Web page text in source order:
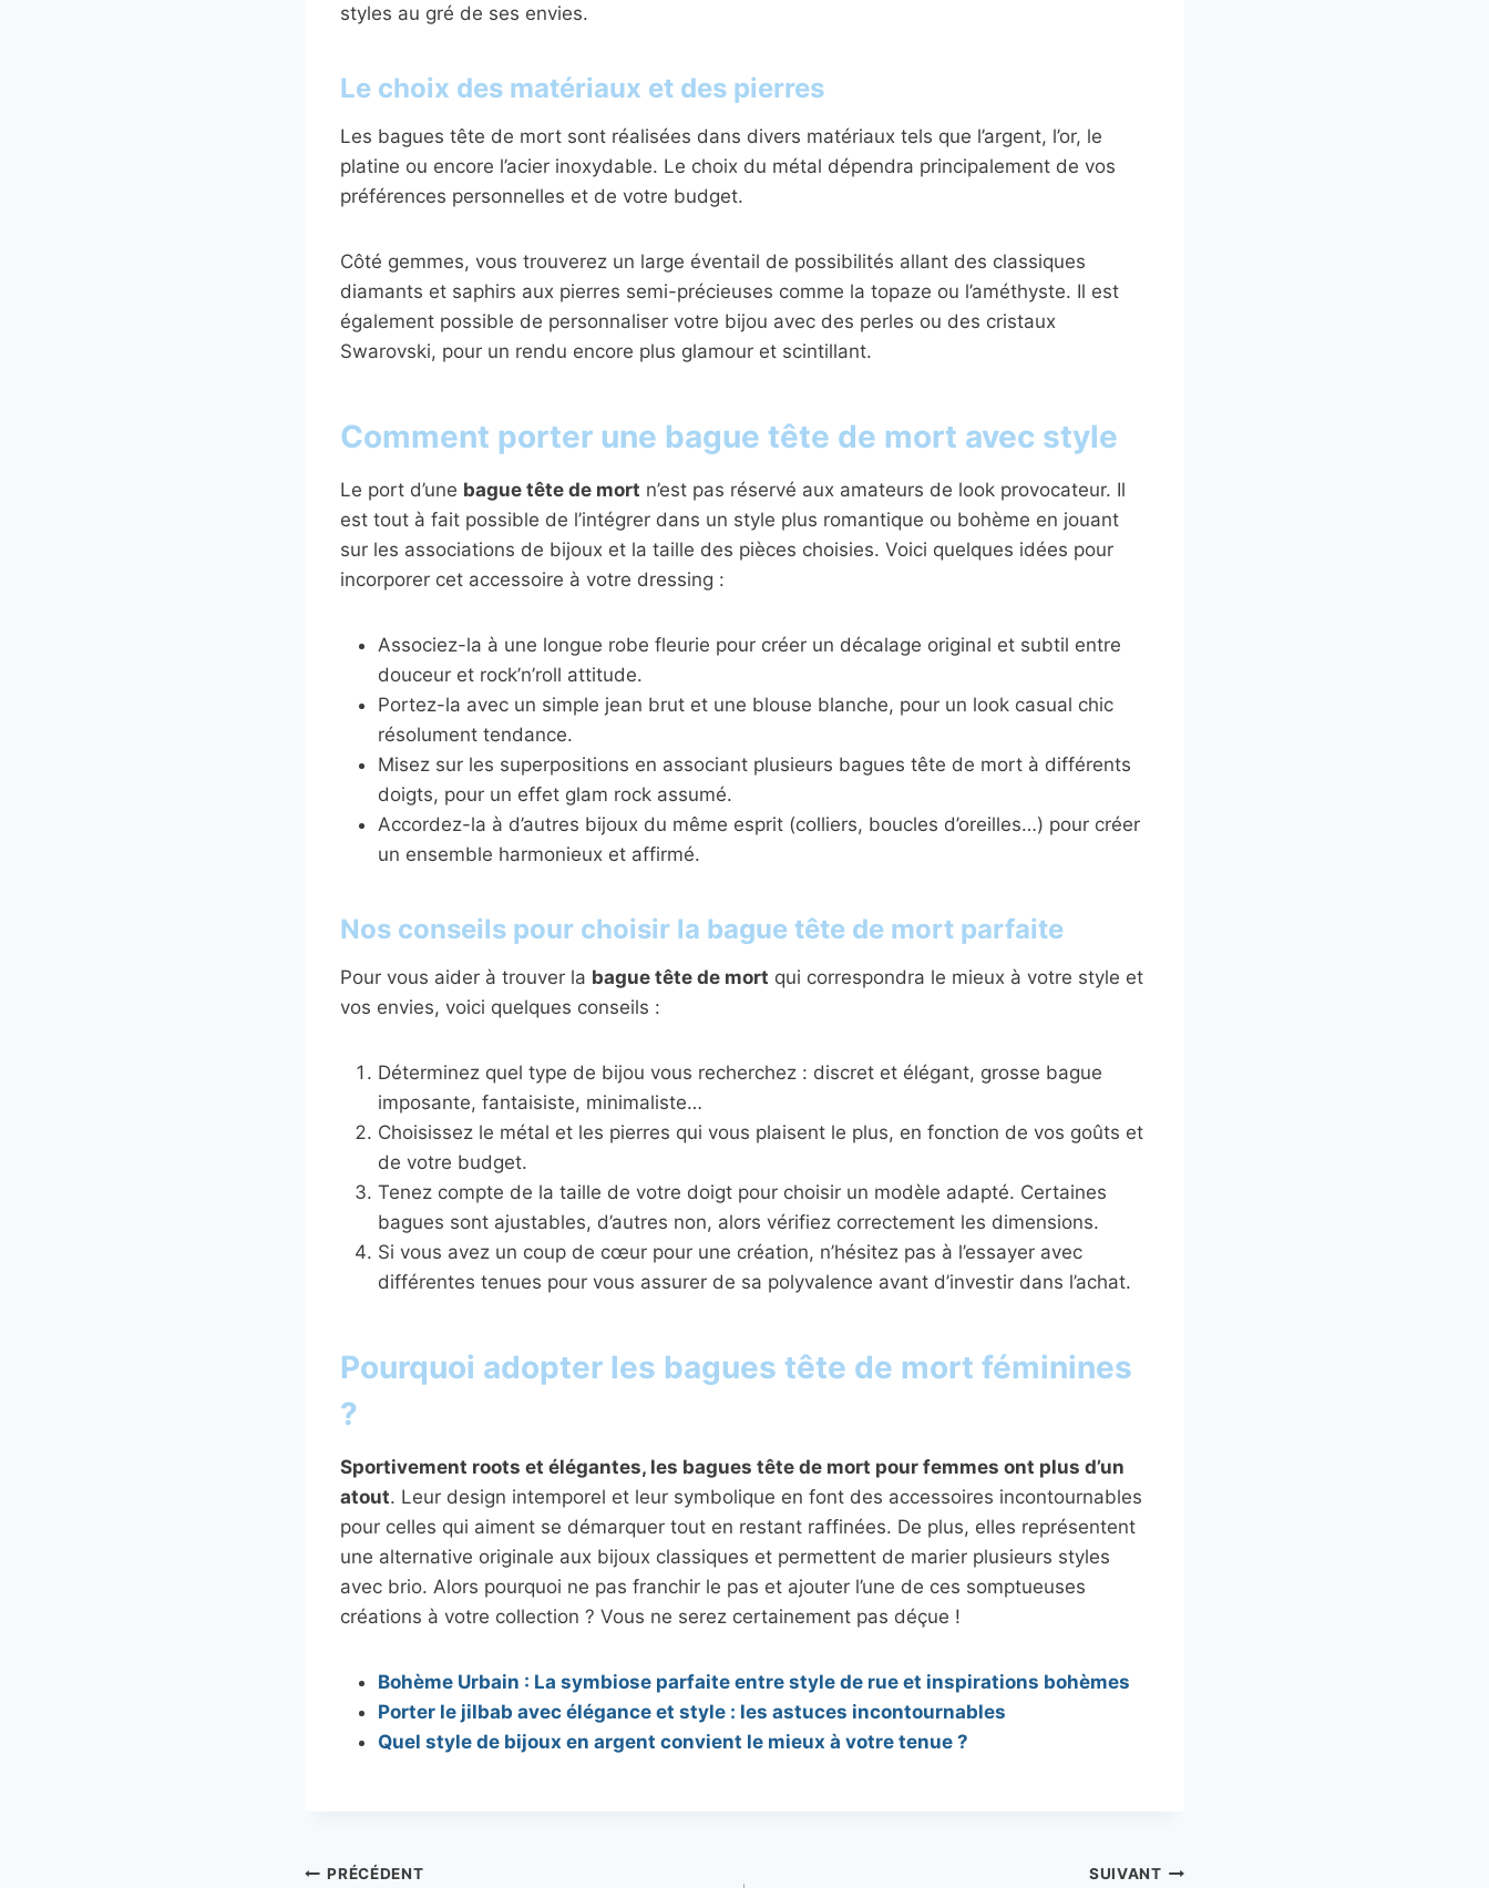
styles au gré de ses envies.
Le choix des matériaux et des pierres
Les bagues tête de mort sont réalisées dans divers matériaux tels que l’argent, l’or, le
platine ou encore l’acier inoxydable. Le choix du métal dépendra principalement de vos
préférences personnelles et de votre budget.
Côté gemmes, vous trouverez un large éventail de possibilités allant des classiques
diamants et saphirs aux pierres semi-précieuses comme la topaze ou l’améthyste. Il est
également possible de personnaliser votre bijou avec des perles ou des cristaux
Swarovski, pour un rendu encore plus glamour et scintillant.
Comment porter une bague tête de mort avec style
Le port d’une bague tête de mort n’est pas réservé aux amateurs de look provocateur. Il
est tout à fait possible de l’intégrer dans un style plus romantique ou bohème en jouant
sur les associations de bijoux et la taille des pièces choisies. Voici quelques idées pour
incorporer cet accessoire à votre dressing :
Associez-la à une longue robe fleurie pour créer un décalage original et subtil entre
douceur et rock’n’roll attitude.
Portez-la avec un simple jean brut et une blouse blanche, pour un look casual chic
résolument tendance.
Misez sur les superpositions en associant plusieurs bagues tête de mort à différents
doigts, pour un effet glam rock assumé.
Accordez-la à d’autres bijoux du même esprit (colliers, boucles d’oreilles…) pour créer
un ensemble harmonieux et affirmé.
Nos conseils pour choisir la bague tête de mort parfaite
Pour vous aider à trouver la bague tête de mort qui correspondra le mieux à votre style et
vos envies, voici quelques conseils :
Déterminez quel type de bijou vous recherchez : discret et élégant, grosse bague
imposante, fantaisiste, minimaliste…
Choisissez le métal et les pierres qui vous plaisent le plus, en fonction de vos goûts et
de votre budget.
Tenez compte de la taille de votre doigt pour choisir un modèle adapté. Certaines
bagues sont ajustables, d’autres non, alors vérifiez correctement les dimensions.
Si vous avez un coup de cœur pour une création, n’hésitez pas à l’essayer avec
différentes tenues pour vous assurer de sa polyvalence avant d’investir dans l’achat.
Pourquoi adopter les bagues tête de mort féminines
?
Sportivement roots et élégantes, les bagues tête de mort pour femmes ont plus d’un
atout. Leur design intemporel et leur symbolique en font des accessoires incontournables
pour celles qui aiment se démarquer tout en restant raffinées. De plus, elles représentent
une alternative originale aux bijoux classiques et permettent de marier plusieurs styles
avec brio. Alors pourquoi ne pas franchir le pas et ajouter l’une de ces somptueuses
créations à votre collection ? Vous ne serez certainement pas déçue !
Bohème Urbain : La symbiose parfaite entre style de rue et inspirations bohèmes
Porter le jilbab avec élégance et style : les astuces incontournables
Quel style de bijoux en argent convient le mieux à votre tenue ?
PRÉCÉDENT SUIVANT